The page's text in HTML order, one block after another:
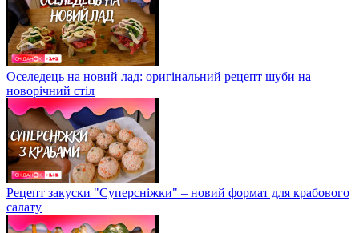
Оселедець на новий лад: оригінальний рецепт шуби на
новорічний стіл
Рецепт закуски "Суперсніжки" – новий формат для крабового
салату